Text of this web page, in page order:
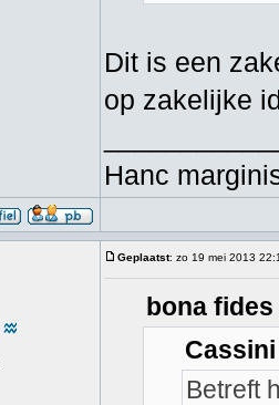
Dit is een
op zakelijke
Hanc
Geplaatst: zo 19 mei 2013
bona
Betreft